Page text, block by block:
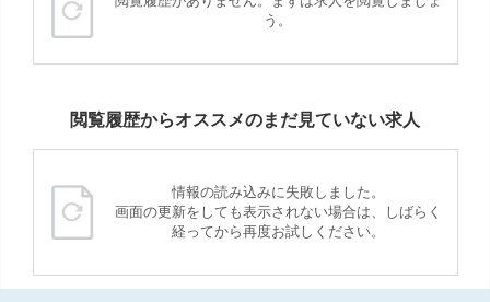
う。
閲覧履歴からオススメのまだ見ていない求人
情報の読み込みに失敗しました。
画面の更新をしても表示されない場合は、しばらく
経ってから再度お試しください。